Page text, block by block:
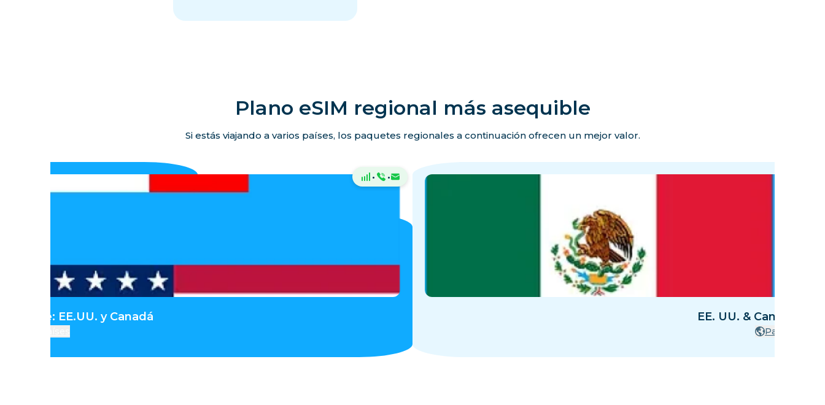
Plano eSIM regional más asequible
Si estás viajando a varios países, los paquetes regionales a continuación ofrecen un mejor valor.
· ·
Norte: EE.UU. y Canadá EE. UU. & Canadá &
Países